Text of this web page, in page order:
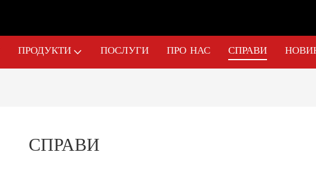
ПРОДУКТИ ПОСЛУГИ ПРО НАС СПРАВИ
СПРАВИ